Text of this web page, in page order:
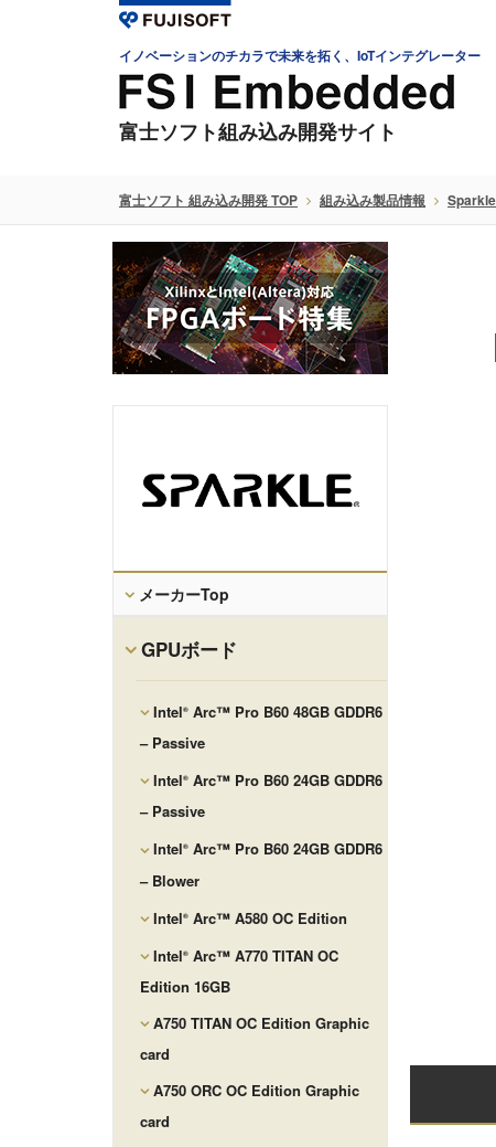
イノベーションのチカラで未来を拓く、IoTインテグレーター
富士ソフト組み込み開発サイト
富士ソフト 組み込み開発 TOP 組み込み製品情報
メーカーTop
GPUボード
Intel® Arc™ Pro B60 48GB GDDR6
– Passive
Intel® Arc™ Pro B60 24GB GDDR6
– Passive
Intel® Arc™ Pro B60 24GB GDDR6
– Blower
Intel® Arc™ A580 OC Edition
Intel® Arc™ A770 TITAN OC
Edition 16GB
A750 TITAN OC Edition Graphic
card
A750 ORC OC Edition Graphic
card